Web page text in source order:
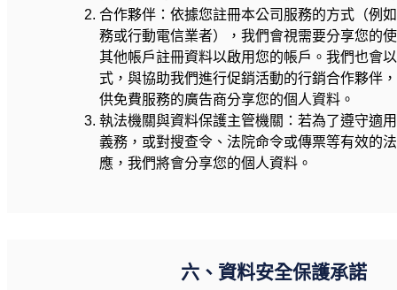
合作夥伴：依據您註冊本公司服務的方式（例
務或行動電信業者），我們會視需要分享您的
其他帳戶註冊資料以啟用您的帳戶。我們也會
式，與協助我們進行促銷活動的行銷合作夥伴
供免費服務的廣告商分享您的個人資料。
執法機關與資料保護主管機關：若為了遵守適
義務，或對搜查令、法院命令或傳票等有效的
應，我們將會分享您的個人資料。
六、資料安全保護承諾